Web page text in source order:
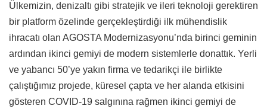
Ülkemizin, denizaltı gibi stratejik ve ileri teknoloji gerektiren
bir platform özelinde gerçekleştirdiği ilk mühendislik
ihracatı olan AGOSTA Modernizasyonu’nda birinci geminin
ardından ikinci gemiyi de modern sistemlerle donattık. Yerli
ve yabancı 50’ye yakın firma ve tedarikçi ile birlikte
çalıştığımız projede, küresel çapta ve her alanda etkisini
gösteren COVID-19 salgınına rağmen ikinci gemiyi de